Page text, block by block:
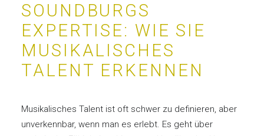
SOUNDBURGS
EXPERTISE: WIE SIE
MUSIKALISCHES
TALENT ERKENNEN
Musikalisches Talent ist oft schwer zu definieren, aber
unverkennbar, wenn man es erlebt. Es geht über